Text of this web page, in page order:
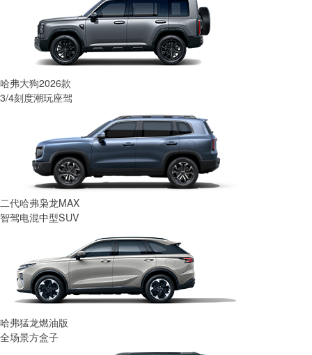
哈弗大狗2026款
3/4刻度潮玩座驾
二代哈弗枭龙MAX
智驾电混中型SUV
哈弗猛龙燃油版
全场景方盒子